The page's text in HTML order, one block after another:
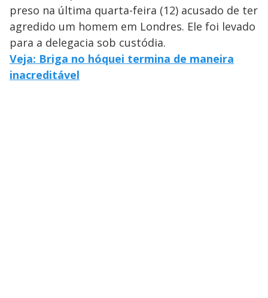
preso na última quarta-feira (12) acusado de ter
agredido um homem em Londres. Ele foi levado
para a delegacia sob custódia.
Veja: Briga no hóquei termina de maneira
inacreditável